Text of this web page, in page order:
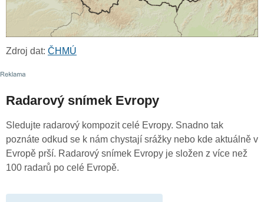
Zdroj dat: ČHMÚ
Radarový snímek Evropy
Sledujte radarový kompozit celé Evropy. Snadno tak
poznáte odkud se k nám chystají srážky nebo kde aktuálně v
Evropě prší. Radarový snímek Evropy je složen z více než
100 radarů po celé Evropě.